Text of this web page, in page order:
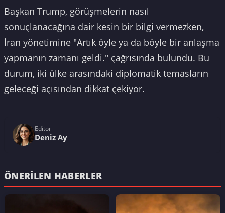
Başkan Trump, görüşmelerin nasıl
sonuçlanacağına dair kesin bir bilgi vermezken,
İran yönetimine "Artık öyle ya da böyle bir anlaşma
yapmanın zamanı geldi." çağrısında bulundu. Bu
durum, iki ülke arasındaki diplomatik temasların
geleceği açısından dikkat çekiyor.
Editör
Deniz Ay
ÖNERILEN HABERLER